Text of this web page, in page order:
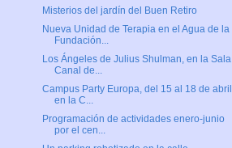
Misterios del jardín del Buen Retiro
Nueva Unidad de Terapia en el Agua de la
Fundación...
Los Ángeles de Julius Shulman, en la Sala
Canal de...
Campus Party Europa, del 15 al 18 de abril
en la C...
Programación de actividades enero-junio
por el cen...